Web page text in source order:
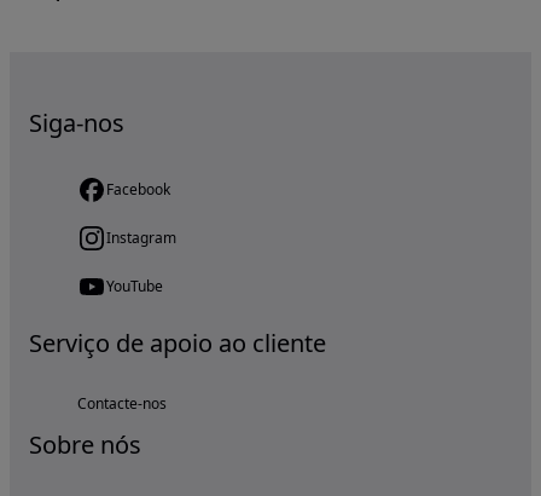
Siga-nos
Facebook
Instagram
YouTube
Serviço de apoio ao cliente
Contacte-nos
Sobre nós